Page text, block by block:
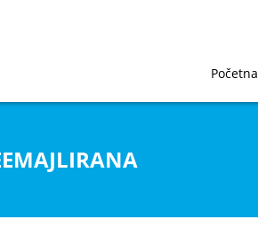
Početna